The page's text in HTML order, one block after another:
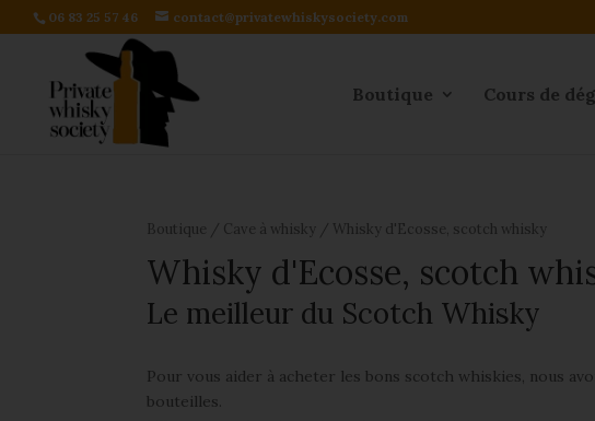
06 83 25 57 46 contact@privatewhiskysociety.com
Boutique Cours de
Boutique / Cave à whisky / Whisky d'Ecosse, scotch whisky
Whisky d'Ecosse, scotch
Le meilleur du Scotch Whisky
Pour vous aider à acheter les bons scotch whiskies, nous
bouteilles.